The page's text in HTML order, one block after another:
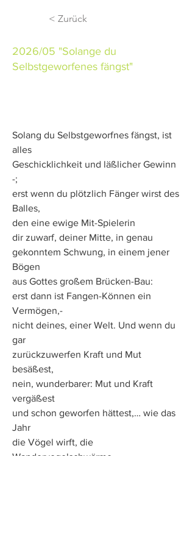
< Zurück
2026/05 "Solange du
Selbstgeworfenes fängst"
Solang du Selbstgeworfnes fängst, ist
alles
Geschicklichkeit und läßlicher Gewinn
-;
erst wenn du plötzlich Fänger wirst des
Balles,
den eine ewige Mit-Spielerin
dir zuwarf, deiner Mitte, in genau
gekonntem Schwung, in einem jener
Bögen
aus Gottes großem Brücken-Bau:
erst dann ist Fangen-Können ein
Vermögen,-
nicht deines, einer Welt. Und wenn du
gar
zurückzuwerfen Kraft und Mut
besäßest,
nein, wunderbarer: Mut und Kraft
vergäßest
und schon geworfen hättest,… wie das
Jahr
die Vögel wirft, die
Wandervogelschwärme,